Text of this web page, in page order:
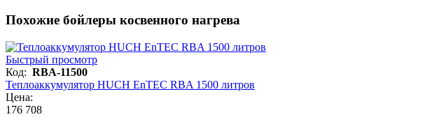
Похожие бойлеры косвенного нагрева
Быстрый просмотр
Код: RBA-11500
Теплоаккумулятор HUCH EnTEC RBA 1500 литров
Цена:
176 708